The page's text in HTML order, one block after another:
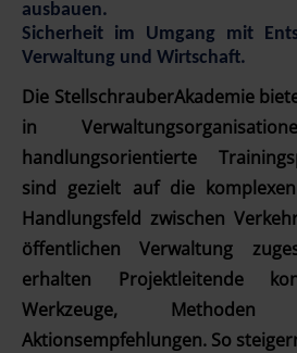
ausbauen.
Sicherheit im Umgang mit
Verwaltung und Wirtschaft.
Die StellschrauberAkademie
in
handlungsorientierte
sind gezielt auf die
Handlungsfeld zwischen
öffentlichen Verwaltung
erhalten Projektleitende
Werkzeuge,
Aktionsempfehlungen. So